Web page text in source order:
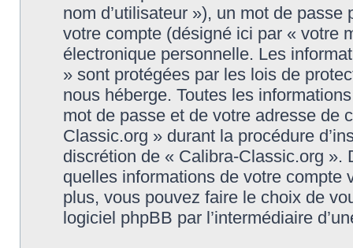
nom d’utilisateur »), un mot de
votre compte (désigné ici par « votre
électronique personnelle. Les
» sont protégées par les lois de
nous héberge. Toutes les
mot de passe et de votre adresse de
Classic.org » durant la procédure
discrétion de « Calibra-Classic.org
quelles informations de votre compte
plus, vous pouvez faire le choix de
logiciel phpBB par l’intermédiaire